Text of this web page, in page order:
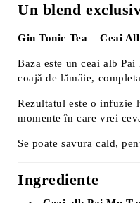
Un blend
Gin Tonic Tea – Ceai
Baza este un ceai alb
coajă de lămâie,
Rezultatul este o infuzie
momente în care vrei
Se poate savura cald,
Ingrediente